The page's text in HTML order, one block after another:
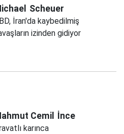
Scheuer
İran'da kaybedilmiş
izinden gidiyor
Cemil İnce
karınca